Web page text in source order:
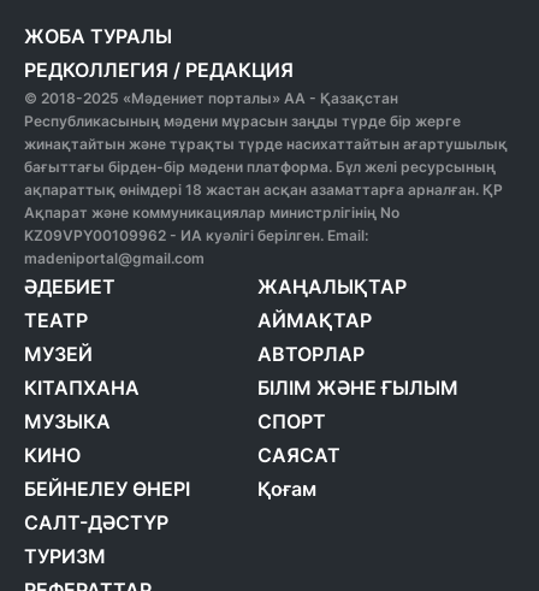
ЖОБА ТУРАЛЫ
РЕДКОЛЛЕГИЯ / РЕДАКЦИЯ
© 2018-2025 «Мәдениет порталы» АА - Қазақстан
Республикасының мәдени мұрасын заңды түрде бір жерге
жинақтайтын және тұрақты түрде насихаттайтын ағартушылық
бағыттағы бірден-бір мәдени платформа. Бұл желі ресурсының
ақпараттық өнімдері 18 жастан асқан азаматтарға арналған. ҚР
Ақпарат және коммуникациялар министрлігінің No
KZ09VPY00109962 - ИА куәлігі берілген. Email:
madeniportal@gmail.com
ӘДЕБИЕТ
ТЕАТР
МУЗЕЙ
КІТАПХАНА
МУЗЫКА
КИНО
БЕЙНЕЛЕУ ӨНЕРІ
САЛТ-ДӘСТҮР
ТУРИЗМ
ЖАҢАЛЫҚТАР
АЙМАҚТАР
АВТОРЛАР
БІЛІМ ЖӘНЕ ҒЫЛЫМ
СПОРТ
САЯСАТ
Қоғам